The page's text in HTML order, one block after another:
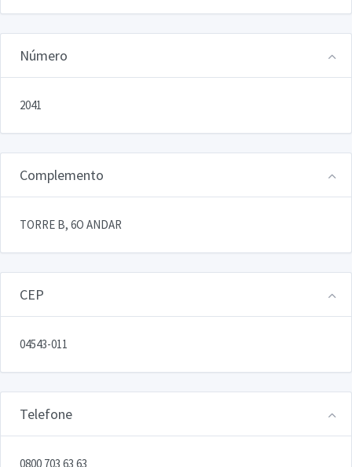
Número
2041
Complemento
TORRE B, 6O ANDAR
CEP
04543-011
Telefone
0800 703 63 63